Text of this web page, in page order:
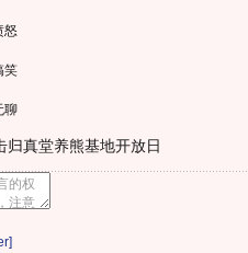
怒
笑
聊
归真堂养熊基地开放日